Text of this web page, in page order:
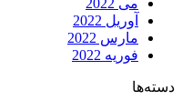
می 2022
آوریل 2022
مارس 2022
فوریه 2022
دسته‌ها